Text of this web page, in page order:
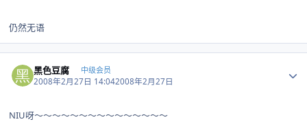
仍然无语
黑色豆腐 中级会员
2008年2月27日 14:042008年2月27日
NIU呀～～～～～～～～～～～～～～～